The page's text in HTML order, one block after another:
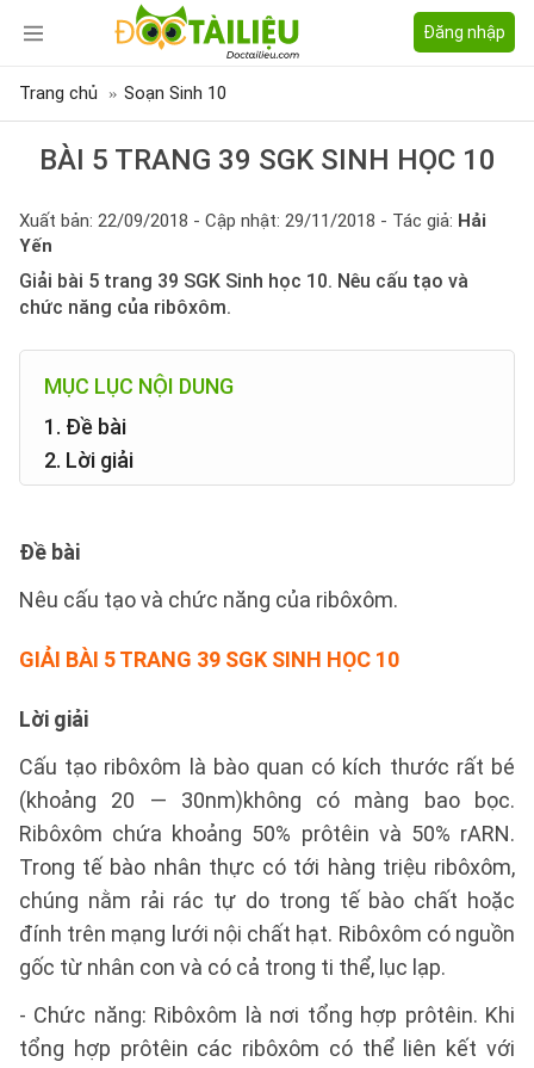
Đăng nhập
Trang chủ Soạn Sinh 10
BÀI 5 TRANG 39 SGK SINH HỌC 10
Xuất bản: 22/09/2018 - Cập nhật: 29/11/2018 - Tác giả: Hải
Yến
Giải bài 5 trang 39 SGK Sinh học 10. Nêu cấu tạo và
chức năng của ribôxôm.
MỤC LỤC NỘI DUNG
1. Đề bài
2. Lời giải
Đề bài
Nêu cấu tạo và chức năng của ribôxôm.
GIẢI BÀI 5 TRANG 39 SGK SINH HỌC 10
Lời giải
Cấu tạo ribôxôm là bào quan có kích thước rất bé
(khoảng 20 — 30nm)không có màng bao bọc.
Ribôxôm chứa khoảng 50% prôtêin và 50% rARN.
Trong tế bào nhân thực có tới hàng triệu ribôxôm,
chúng nằm rải rác tự do trong tế bào chất hoặc
đính trên mạng lưới nội chất hạt. Ribôxôm có nguồn
gốc từ nhân con và có cả trong ti thể, lục lạp.
- Chức năng: Ribôxôm là nơi tổng hợp prôtêin. Khi
tổng hợp prôtêin các ribôxôm có thể liên kết với